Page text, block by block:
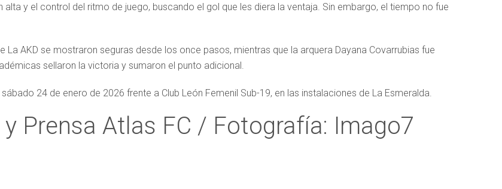
alta y el control del ritmo de juego, buscando el gol que les diera la ventaja. Sin embargo, el tiempo no fue
La AKD se mostraron seguras desde los once pasos, mientras que la arquera Dayana Covarrubias fue
sellaron la victoria y sumaron el punto adicional.
24 de enero de 2026 frente a Club León Femenil Sub-19, en las instalaciones de La Esmeralda.
Prensa Atlas FC / Fotografía: Imago7